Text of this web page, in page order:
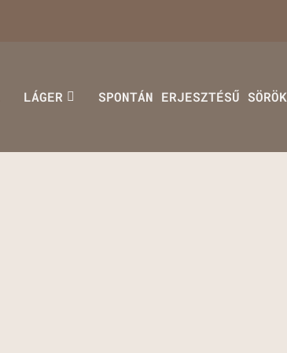
LÁGER SPONTÁN ERJESZTÉSŰ SÖRÖK